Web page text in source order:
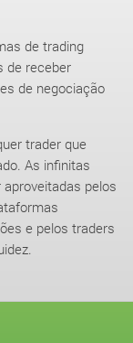
de trading
de receber
de negociação
trader que
As infinitas
pelos
e pelos traders